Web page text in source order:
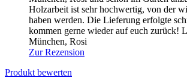
Holzarbeit ist sehr hochwertig, von der
haben werden. Die Lieferung erfolgte
kommen gerne wieder auf euch zurück!
München, Rosi
Zur Rezension
Produkt bewerten